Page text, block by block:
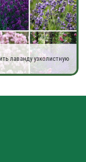
лаванду узколистную